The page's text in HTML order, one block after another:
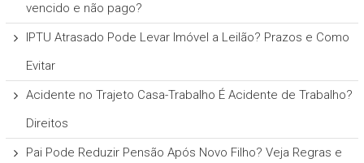
vencido e não pago?
IPTU Atrasado Pode Levar Imóvel a Leilão? Prazos e Como
Evitar
Acidente no Trajeto Casa-Trabalho É Acidente de Trabalho?
Direitos
Pai Pode Reduzir Pensão Após Novo Filho? Veja Regras e